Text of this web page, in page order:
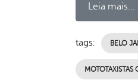
Leia mais...
tags: BELO
MOTOTAXISTAS